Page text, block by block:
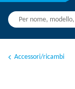
Accessori/ricambi